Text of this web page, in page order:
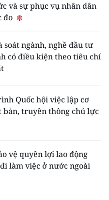
Bắc
và sự phục vụ nhân dân
đo
soát ngành, nghề đầu tư
có điều kiện theo tiêu chí
Quốc hội việc lập cơ
bản, truyền thông chủ lực
vệ quyền lợi lao động
làm việc ở nước ngoài